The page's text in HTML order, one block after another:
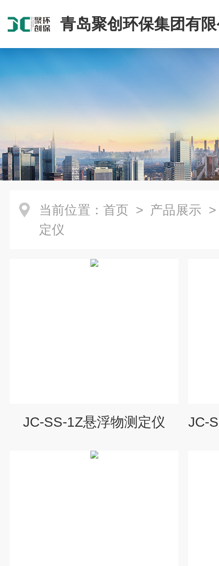
青岛聚创环保集团有
当前位置： 首页 > 产品展示
定仪
JC-SS-1Z悬浮物测定仪